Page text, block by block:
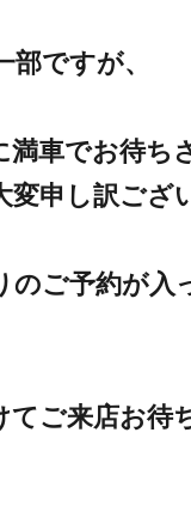
部ですが、
満車でお待ち
変申し訳ござ
のご予約が入
てご来店お待